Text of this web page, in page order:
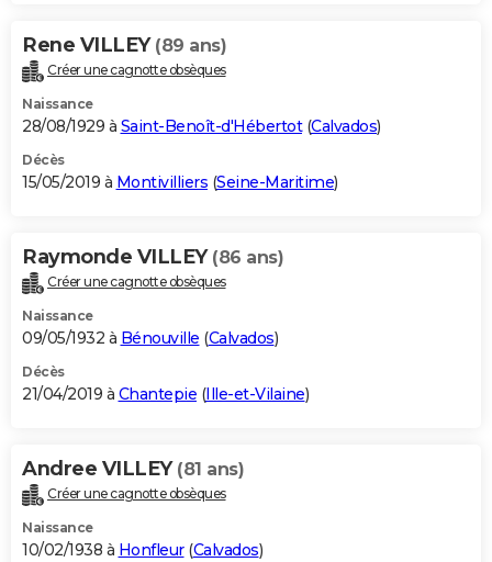
Rene VILLEY (89 ans)
Créer une cagnotte obsèques
Naissance
28/08/1929 à Saint-Benoît-d'Hébertot(Calvados)
Décès
15/05/2019 à Montivilliers (Seine-Maritime)
Raymonde VILLEY (86 ans)
Créer une cagnotte obsèques
Naissance
09/05/1932 à Bénouville (Calvados)
Décès
21/04/2019 à Chantepie (Ille-et-Vilaine)
Andree VILLEY (81 ans)
Créer une cagnotte obsèques
Naissance
10/02/1938 à Honfleur(Calvados)